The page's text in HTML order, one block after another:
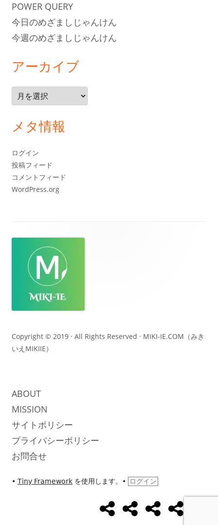
POWER QUERY
今日のめざましじゃんけん
今週のめざましじゃんけん
アーカイブ
ー
イ
メタ情報
ログイン
投稿フィード
コメントフィード
WordPress.org
テ
ン
Copyright © 2019 · All Rights Reserved · MIKI-IE.COM（みき
いえMIKIIE）
ABOUT
MISSION
サイトポリシー
プライバシーポリシー
お問合せ
• Tiny Framework を使用します。 • ログイン
め
ざ
め
ざ
め
ざ
UseCase